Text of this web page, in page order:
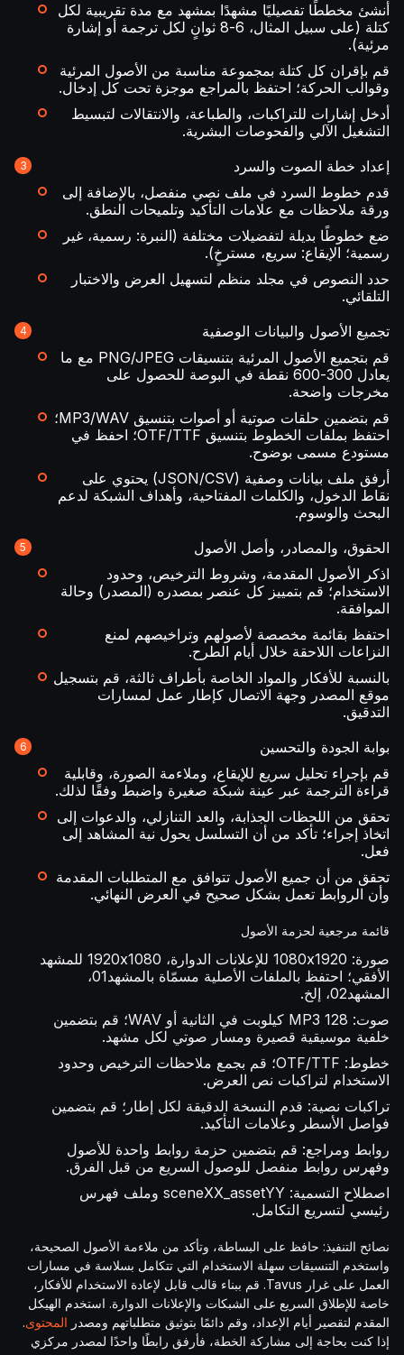
أنشئ مخططًا تفصيليًا مشهدًا بمشهد مع مدة تقريبية لكل
كتلة (على سبيل المثال، 6-8 ثوانٍ لكل ترجمة أو إشارة
مرئية).
قم بإقران كل كتلة بمجموعة مناسبة من الأصول المرئية
وقوالب الحركة؛ احتفظ بالمراجع موجزة تحت كل إدخال.
أدخل إشارات للتراكبات، والطباعة، والانتقالات لتبسيط
التشغيل الآلي والفحوصات البشرية.
إعداد خطة الصوت والسرد
قدم خطوط السرد في ملف نصي منفصل، بالإضافة إلى
ورقة ملاحظات مع علامات التأكيد وتلميحات النطق.
ضع خطوطًا بديلة لتفضيلات مختلفة (النبرة: رسمية، غير
رسمية؛ الإيقاع: سريع، مسترخٍ).
حدد النصوص في مجلد منظم لتسهيل العرض والاختبار
التلقائي.
تجميع الأصول والبيانات الوصفية
قم بتجميع الأصول المرئية بتنسيقات PNG/JPEG مع ما
يعادل 300-600 نقطة في البوصة للحصول على
مخرجات واضحة.
قم بتضمين حلقات صوتية أو أصوات بتنسيق MP3/WAV؛
احتفظ بملفات الخطوط بتنسيق OTF/TTF؛ احفظ في
مستودع مسمى بوضوح.
أرفق ملف بيانات وصفية (JSON/CSV) يحتوي على
نقاط الدخول، والكلمات المفتاحية، وأهداف الشبكة لدعم
البحث والوسوم.
الحقوق، والمصادر، وأصل الأصول
اذكر الأصول المقدمة، وشروط الترخيص، وحدود
الاستخدام؛ قم بتمييز كل عنصر بمصدره (المصدر) وحالة
الموافقة.
احتفظ بقائمة مخصصة لأصولهم وتراخيصهم لمنع
النزاعات اللاحقة خلال أيام الطرح.
بالنسبة للأفكار والمواد الخاصة بأطراف ثالثة، قم بتسجيل
موقع المصدر وجهة الاتصال كإطار عمل لمسارات
التدقيق.
بوابة الجودة والتحسين
قم بإجراء تحليل سريع للإيقاع، وملاءمة الصورة، وقابلية
قراءة الترجمة عبر عينة شبكة صغيرة واضبط وفقًا لذلك.
تحقق من اللحظات الجذابة، والعد التنازلي، والدعوات إلى
اتخاذ إجراء؛ تأكد من أن التسلسل يحول نية المشاهد إلى
فعل.
تحقق من أن جميع الأصول تتوافق مع المتطلبات المقدمة
وأن الروابط تعمل بشكل صحيح في العرض النهائي.
قائمة مرجعية لحزمة الأصول
صورة: 1080x1920 للإعلانات الدوارة، 1920x1080 للمشهد
الأفقي؛ احتفظ بالملفات الأصلية مسمّاة بالمشهد01،
المشهد02، إلخ.
صوت: MP3 128 كيلوبت في الثانية أو WAV؛ قم بتضمين
خلفية موسيقية قصيرة ومسار صوتي لكل مشهد.
خطوط: OTF/TTF؛ قم بجمع ملاحظات الترخيص وحدود
الاستخدام لتراكبات نص العرض.
تراكبات نصية: قدم النسخة الدقيقة لكل إطار؛ قم بتضمين
فواصل الأسطر وعلامات التأكيد.
روابط ومراجع: قم بتضمين حزمة روابط واحدة للأصول
وفهرس روابط منفصل للوصول السريع من قبل الفرق.
اصطلاح التسمية: sceneXX_assetYY وملف فهرس
رئيسي لتسريع التكامل.
نصائح التنفيذ: حافظ على البساطة، وتأكد من ملاءمة الأصول الصحيحة،
واستخدم التنسيقات سهلة الاستخدام التي تتكامل بسلاسة في مسارات
العمل على غرار Tavus. قم ببناء قالب قابل لإعادة الاستخدام للأفكار،
خاصة للإطلاق السريع على الشبكات والإعلانات الدوارة. استخدم الهيكل
المقدم لتقصير أيام الإعداد، وقم دائمًا بتوثيق متطلباتهم ومصدر المحتوى.
إذا كنت بحاجة إلى مشاركة الخطة، فأرفق رابطًا واحدًا لمصدر مركزي